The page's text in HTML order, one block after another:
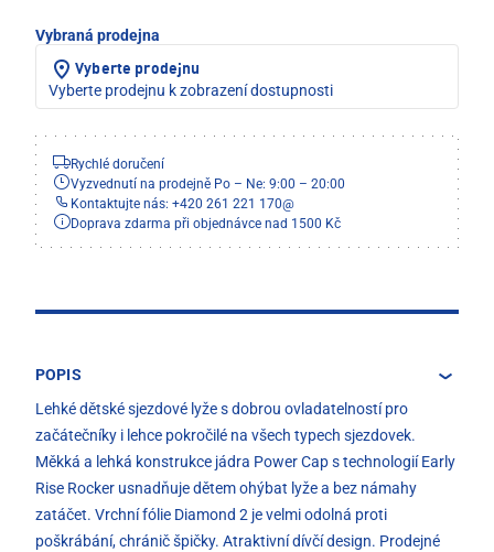
Vybraná prodejna
Vyberte prodejnu
Vyberte prodejnu k zobrazení dostupnosti
Rychlé doručení
Vyzvednutí na prodejně Po – Ne: 9:00 – 20:00
Kontaktujte nás: +420 261 221 170@
Doprava zdarma při objednávce nad 1500 Kč
POPIS
Lehké dětské sjezdové lyže s dobrou ovladatelností pro
začátečníky i lehce pokročilé na všech typech sjezdovek.
Měkká a lehká konstrukce jádra Power Cap s technologií Early
Rise Rocker usnadňuje dětem ohýbat lyže a bez námahy
zatáčet. Vrchní fólie Diamond 2 je velmi odolná proti
poškrábání, chránič špičky. Atraktivní dívčí design. Prodejné